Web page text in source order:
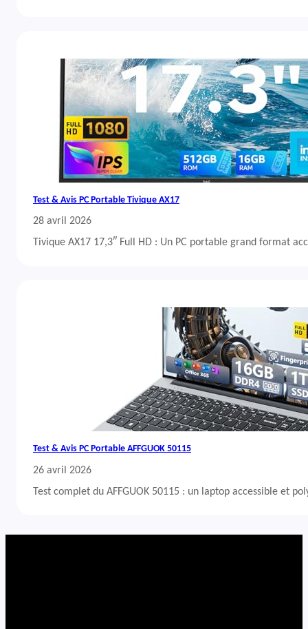
Test & Avis PC Portable Tivique AX17
28 avril 2026
Tivique AX17 17,3″ Full HD : Un PC portable grand format
Test & Avis PC Portable AFFGUOK 50115
26 avril 2026
Test complet du AFFGUOK 50115 : un laptop accessible